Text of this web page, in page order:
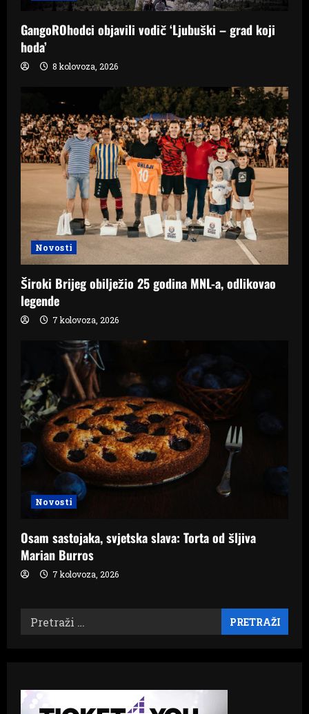
o
n
GangoROhodci objavili vodič ‘Ljubuški – grad koji
hoda’
8 kolovoza, 2026
Novosti
Široki Brijeg obilježio 25 godina MNL-a, odlikovao
legende
7 kolovoza, 2026
Novosti
Osam sastojaka, svjetska slava: Torta od šljiva
Marian Burros
7 kolovoza, 2026
Pretraži: